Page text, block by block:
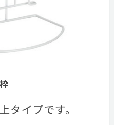
タイプです。